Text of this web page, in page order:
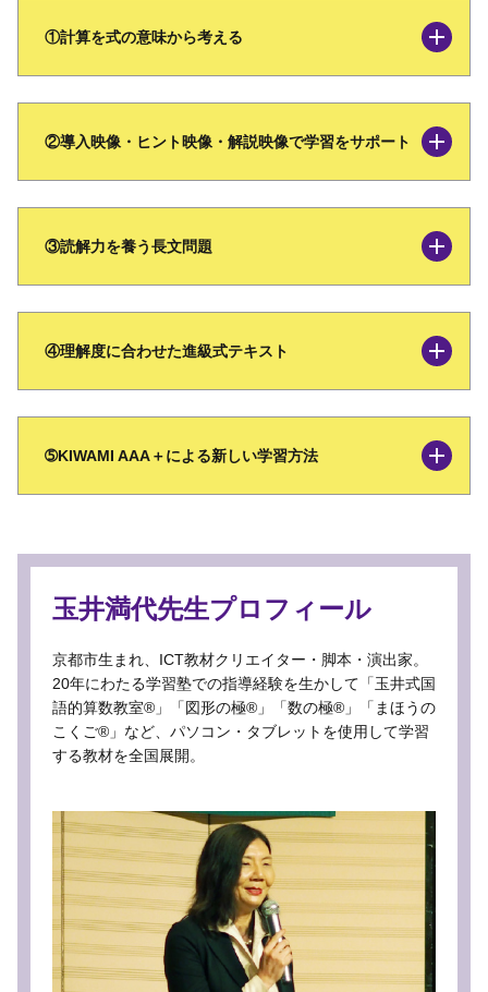
①計算を式の意味から考える
②導入映像・ヒント映像・解説映像で学習をサポート
③読解力を養う長文問題
④理解度に合わせた進級式テキスト
➄KIWAMI AAA＋による新しい学習方法
玉井満代先生プロフィール
京都市生まれ、ICT教材クリエイター・脚本・演出家。
20年にわたる学習塾での指導経験を生かして「玉井式国
語的算数教室®」「図形の極®」「数の極®」「まほうの
こくご®」など、パソコン・タブレットを使用して学習
する教材を全国展開。